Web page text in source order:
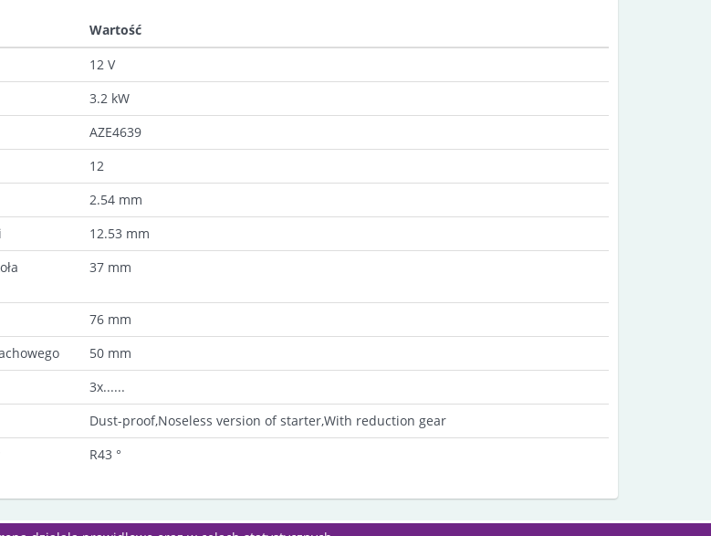
Wartość
12 V
3.2 kW
AZE4639
12
2.54 mm
12.53 mm
37 mm
76 mm
50 mm
3x......
Dust-proof,Noseless version of starter,With reduction gear
R43 °